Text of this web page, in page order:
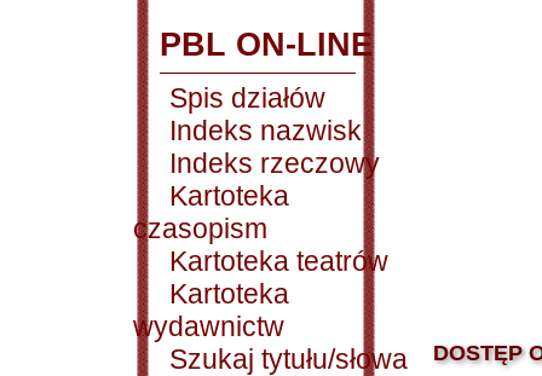
PBL ON-LINE
Spis działów
Indeks nazwisk
Indeks rzeczowy
Kartoteka
czasopism
Kartoteka teatrów
Kartoteka
wydawnictw
Szukaj tytułu/słowa
DOSTĘP